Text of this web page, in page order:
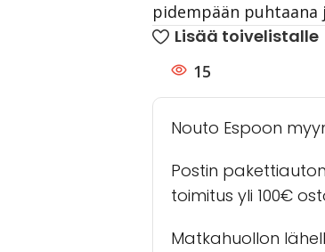
pidempään
Lisää toivelistalle
15
Nouto Espoon
Postin
toimitus yli 100€
Matkahuollon